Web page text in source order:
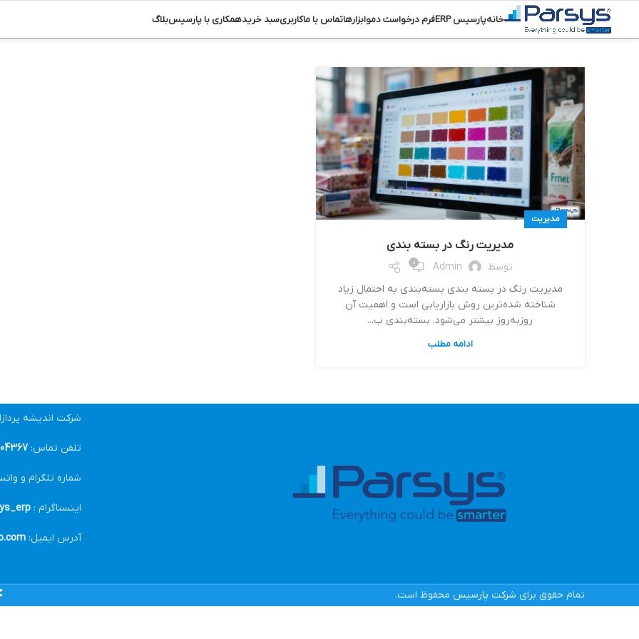
خانهپارسیس ERP فرم درخواست دموابزارهاتماس با ماکاربریسبد خریدهمکاری با پارسیسبلاگ
مدیریت
مدیریت رنگ در بسته‌ بندی‌
توسط Admin
0
مدیریت رنگ در بسته‌ بندی‌ بسته‌بندی به احتمال زیاد
شناخته شده‌ترین روش ‌بازاریابی است و اهمیت آن
روزبه‌روز بیشتر می‌شود. بسته‌بندی ب...
ادامه مطلب
شرکت اندیشه
تلفن تماس:021
شماره تلگرام و
اینستاگرام :
آدرس ایمیل:
تمام حقوق برای شرکت پارسیس محفوظ است.